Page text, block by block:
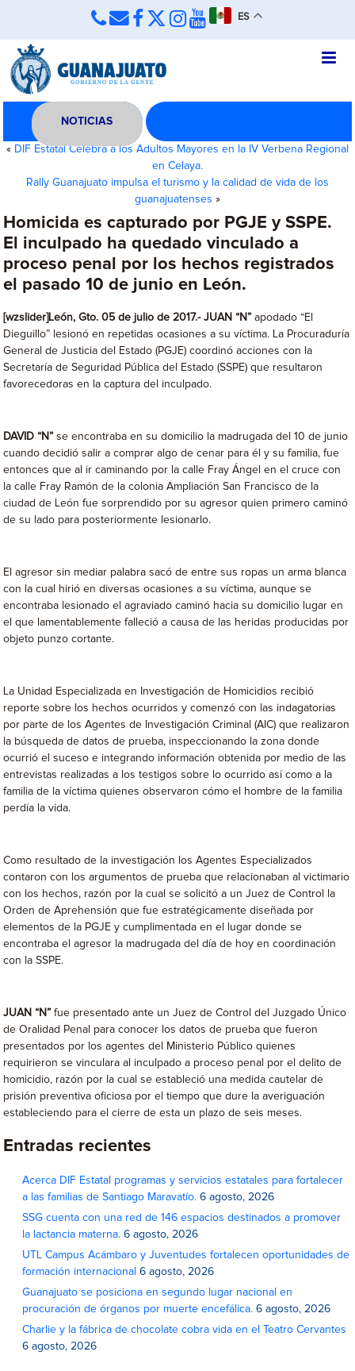
ES
NOTICIAS
« DIF Estatal Celebra a los Adultos Mayores en la IV Verbena Regional
en Celaya.
Rally Guanajuato impulsa el turismo y la calidad de vida de los
guanajuatenses »
Homicida es capturado por PGJE y SSPE.
El inculpado ha quedado vinculado a
proceso penal por los hechos registrados
el pasado 10 de junio en León.
[wzslider]León, Gto. 05 de julio de 2017.- JUAN “N” apodado “El
Dieguillo” lesionó en repetidas ocasiones a su víctima. La Procuraduría
General de Justicia del Estado (PGJE) coordinó acciones con la
Secretaría de Seguridad Pública del Estado (SSPE) que resultaron
favorecedoras en la captura del inculpado.
DAVID “N” se encontraba en su domicilio la madrugada del 10 de junio
cuando decidió salir a comprar algo de cenar para él y su familia, fue
entonces que al ir caminando por la calle Fray Ángel en el cruce con
la calle Fray Ramón de la colonia Ampliación San Francisco de la
ciudad de León fue sorprendido por su agresor quien primero caminó
de su lado para posteriormente lesionarlo.
El agresor sin mediar palabra sacó de entre sus ropas un arma blanca
con la cual hirió en diversas ocasiones a su víctima, aunque se
encontraba lesionado el agraviado caminó hacia su domicilio lugar en
el que lamentablemente falleció a causa de las heridas producidas por
objeto punzo cortante.
La Unidad Especializada en Investigación de Homicidios recibió
reporte sobre los hechos ocurridos y comenzó con las indagatorias
por parte de los Agentes de Investigación Criminal (AIC) que realizaron
la búsqueda de datos de prueba, inspeccionando la zona donde
ocurrió el suceso e integrando información obtenida por medio de las
entrevistas realizadas a los testigos sobre lo ocurrido así como a la
familia de la víctima quienes observaron cómo el hombre de la familia
perdía la vida.
Como resultado de la investigación los Agentes Especializados
contaron con los argumentos de prueba que relacionaban al victimario
con los hechos, razón por la cual se solicitó a un Juez de Control la
Orden de Aprehensión que fue estratégicamente diseñada por
elementos de la PGJE y cumplimentada en el lugar donde se
encontraba el agresor la madrugada del día de hoy en coordinación
con la SSPE.
JUAN “N”fue presentado ante un Juez de Control del Juzgado Único
de Oralidad Penal para conocer los datos de prueba que fueron
presentados por los agentes del Ministerio Público quienes
requirieron se vinculara al inculpado a proceso penal por el delito de
homicidio, razón por la cual se estableció una medida cautelar de
prisión preventiva oficiosa por el tiempo que dure la averiguación
estableciendo para el cierre de esta un plazo de seis meses.
Entradas recientes
Acerca DIF Estatal programas y servicios estatales para fortalecer
a las familias de Santiago Maravatío. 6 agosto, 2026
SSG cuenta con una red de 146 espacios destinados a promover
la lactancia materna. 6 agosto, 2026
UTL Campus Acámbaro y Juventudes fortalecen oportunidades de
formación internacional 6 agosto, 2026
Guanajuato se posiciona en segundo lugar nacional en
procuración de órganos por muerte encefálica. 6 agosto, 2026
Charlie y la fábrica de chocolate cobra vida en el Teatro Cervantes
6 agosto, 2026